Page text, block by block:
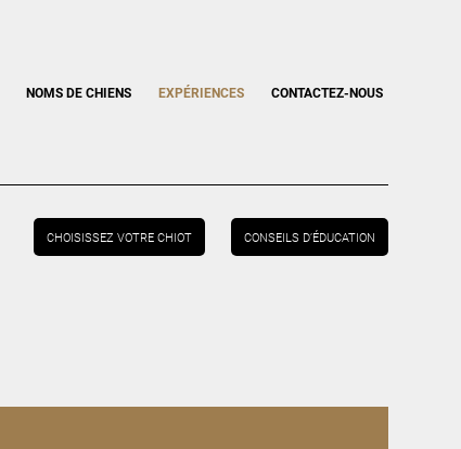
NOMS DE CHIENS EXPÉRIENCES CONTACTEZ-NOUS
CHOISISSEZ VOTRE CHIOT CONSEILS D’ÉDUCATION